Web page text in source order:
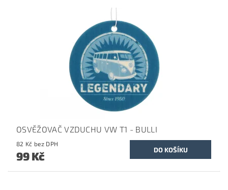
OSVĚŽOVAČ VZDUCHU VW T1 - BULLI
82 Kč bez DPH
99 Kč